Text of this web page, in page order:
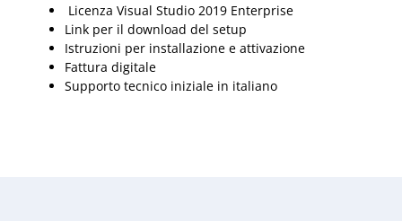
Licenza Visual Studio 2019 Enterprise
Link per il download del setup
Istruzioni per installazione e attivazione
Fattura digitale
Supporto tecnico iniziale in italiano